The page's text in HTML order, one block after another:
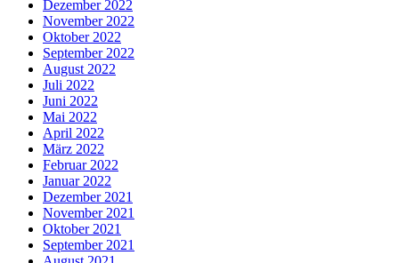
Dezember 2022
November 2022
Oktober 2022
September 2022
August 2022
Juli 2022
Juni 2022
Mai 2022
April 2022
März 2022
Februar 2022
Januar 2022
Dezember 2021
November 2021
Oktober 2021
September 2021